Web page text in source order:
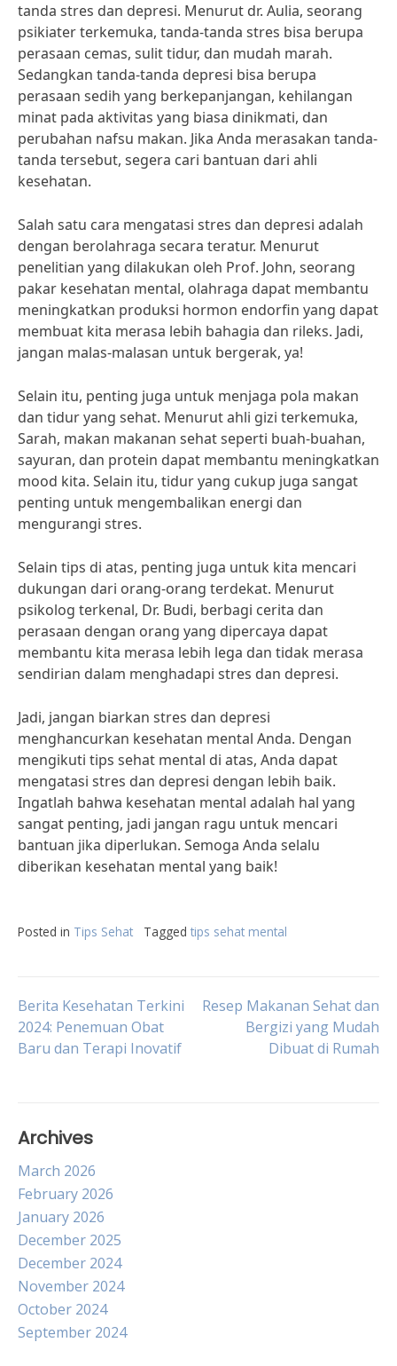
tanda stres dan depresi. Menurut dr. Aulia, seorang
psikiater terkemuka, tanda-tanda stres bisa berupa
perasaan cemas, sulit tidur, dan mudah marah.
Sedangkan tanda-tanda depresi bisa berupa
perasaan sedih yang berkepanjangan, kehilangan
minat pada aktivitas yang biasa dinikmati, dan
perubahan nafsu makan. Jika Anda merasakan tanda-
tanda tersebut, segera cari bantuan dari ahli
kesehatan.
Salah satu cara mengatasi stres dan depresi adalah
dengan berolahraga secara teratur. Menurut
penelitian yang dilakukan oleh Prof. John, seorang
pakar kesehatan mental, olahraga dapat membantu
meningkatkan produksi hormon endorfin yang dapat
membuat kita merasa lebih bahagia dan rileks. Jadi,
jangan malas-malasan untuk bergerak, ya!
Selain itu, penting juga untuk menjaga pola makan
dan tidur yang sehat. Menurut ahli gizi terkemuka,
Sarah, makan makanan sehat seperti buah-buahan,
sayuran, dan protein dapat membantu meningkatkan
mood kita. Selain itu, tidur yang cukup juga sangat
penting untuk mengembalikan energi dan
mengurangi stres.
Selain tips di atas, penting juga untuk kita mencari
dukungan dari orang-orang terdekat. Menurut
psikolog terkenal, Dr. Budi, berbagi cerita dan
perasaan dengan orang yang dipercaya dapat
membantu kita merasa lebih lega dan tidak merasa
sendirian dalam menghadapi stres dan depresi.
Jadi, jangan biarkan stres dan depresi
menghancurkan kesehatan mental Anda. Dengan
mengikuti tips sehat mental di atas, Anda dapat
mengatasi stres dan depresi dengan lebih baik.
Ingatlah bahwa kesehatan mental adalah hal yang
sangat penting, jadi jangan ragu untuk mencari
bantuan jika diperlukan. Semoga Anda selalu
diberikan kesehatan mental yang baik!
Posted in Tips Sehat Tagged tips sehat mental
Post
navigation
Berita Kesehatan Terkini
2024: Penemuan Obat
Baru dan Terapi Inovatif
Resep Makanan Sehat dan
Bergizi yang Mudah
Dibuat di Rumah
Archives
March 2026
February 2026
January 2026
December 2025
December 2024
November 2024
October 2024
September 2024